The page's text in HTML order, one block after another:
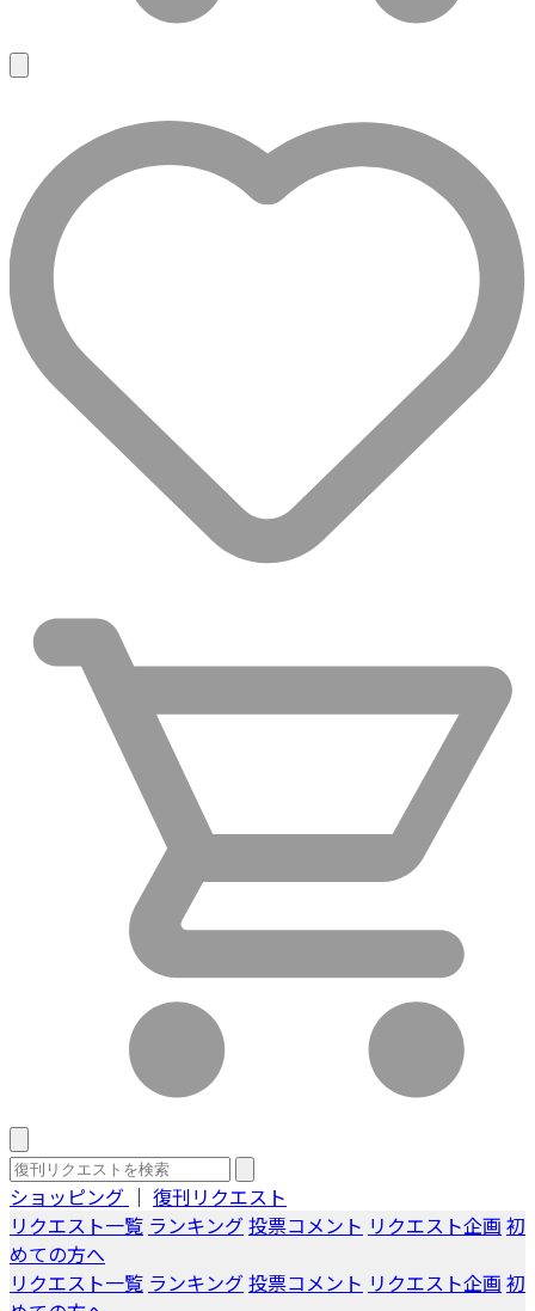
ショッピング ｜ 復刊リクエスト
リクエスト一覧 ランキング投票コメント リクエスト企画 初
めての方へ
リクエスト一覧 ランキング投票コメント リクエスト企画 初